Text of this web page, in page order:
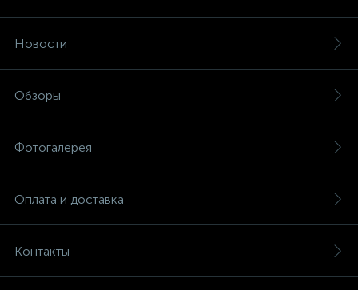
Новости
Обзоры
Фотогалерея
Оплата и доставка
Контакты